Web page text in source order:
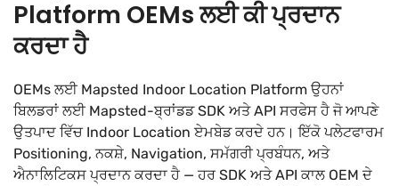
Platform OEMs ਲਈ ਕੀ ਪ੍ਰਦਾਨ
ਕਰਦਾ ਹੈ
OEMs ਲਈ Mapsted Indoor Location Platform ਉਹਨਾਂ
ਬਿਲਡਰਾਂ ਲਈ Mapsted-ਬ੍ਰਾਂਡਡ SDK ਅਤੇ API ਸਰਫੇਸ ਹੈ ਜੋ ਆਪਣੇ
ਉਤਪਾਦ ਵਿੱਚ Indoor Location ਏਮਬੇਡ ਕਰਦੇ ਹਨ। ਇੱਕੋ ਪਲੇਟਫਾਰਮ
Positioning, ਨਕਸ਼ੇ, Navigation, ਸਮੱਗਰੀ ਪ੍ਰਬੰਧਨ, ਅਤੇ
ਐਨਾਲਿਟਿਕਸ ਪ੍ਰਦਾਨ ਕਰਦਾ ਹੈ — ਹਰ SDK ਅਤੇ API ਕਾਲ OEM ਦੇ